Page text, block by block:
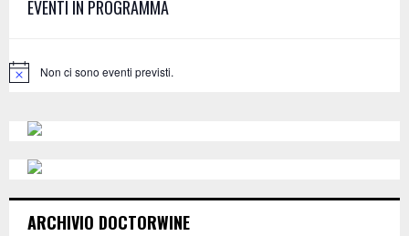
o
EVENTI IN PROGRAMMA
N
Non ci sono eventi previsti.
ARCHIVIO DOCTORWINE